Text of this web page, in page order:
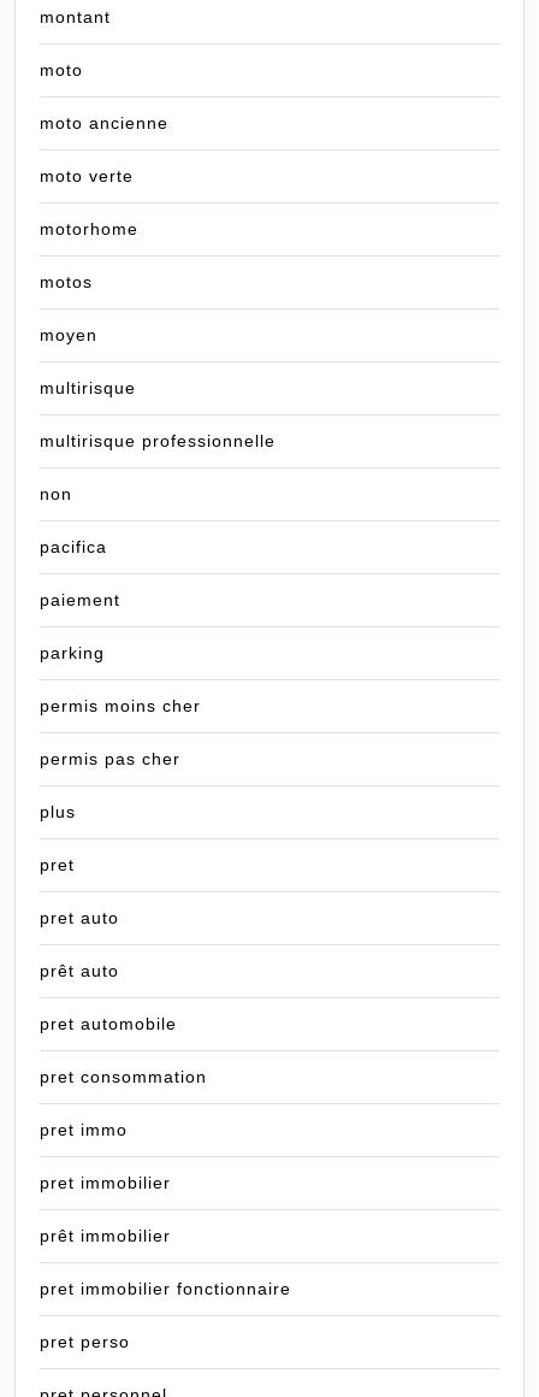
montant
moto
moto ancienne
moto verte
motorhome
motos
moyen
multirisque
multirisque professionnelle
non
pacifica
paiement
parking
permis moins cher
permis pas cher
plus
pret
pret auto
prêt auto
pret automobile
pret consommation
pret immo
pret immobilier
prêt immobilier
pret immobilier fonctionnaire
pret perso